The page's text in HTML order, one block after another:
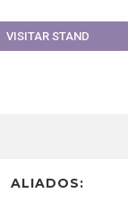
VISITAR STAND
ALIADOS:​